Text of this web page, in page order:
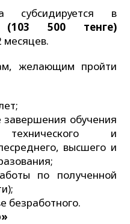
субсидируется в
500 тенге)
месяцев.
желающим пройти
завершения обучения
и
высшего и
по полученной
безработного.